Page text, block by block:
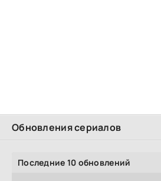
Обновления сериалов
Последние 10 обновлений